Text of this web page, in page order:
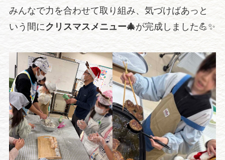
みんなで力を合わせて取り組み、気づけばあっと
いう間にクリスマスメニュー🎄が完成しました💪✨